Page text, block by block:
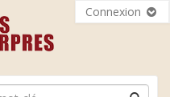
Connexion